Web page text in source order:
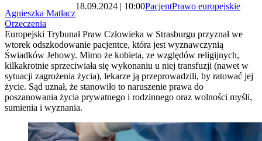
Agnieszka Matłacz
18.09.2024 | 10:00PacjentPrawo europejskie
Orzeczenia
Europejski Trybunał Praw Człowieka w Strasburgu przyznał we
wtorek odszkodowanie pacjentce, która jest wyznawczynią
Świadków Jehowy. Mimo że kobieta, ze względów religijnych,
kilkakrotnie sprzeciwiała się wykonaniu u niej transfuzji (nawet w
sytuacji zagrożenia życia), lekarze ją przeprowadzili, by ratować jej
życie. Sąd uznał, że stanowiło to naruszenie prawa do
poszanowania życia prywatnego i rodzinnego oraz wolności myśli,
sumienia i wyznania.